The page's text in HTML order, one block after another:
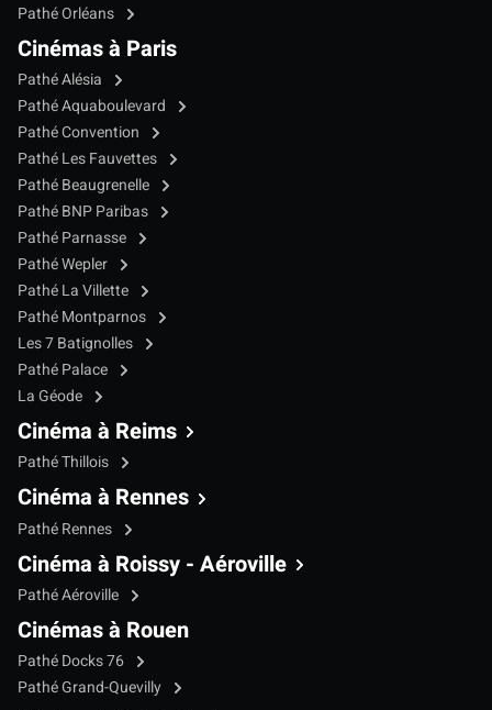
Pathé Orléans
Cinémas à Paris
Pathé Alésia
Pathé Aquaboulevard
Pathé Convention
Pathé Les Fauvettes
Pathé Beaugrenelle
Pathé BNP Paribas
Pathé Parnasse
Pathé Wepler
Pathé La Villette
Pathé Montparnos
Les 7 Batignolles
Pathé Palace
La Géode
Cinéma à Reims
Pathé Thillois
Cinéma à Rennes
Pathé Rennes
Cinéma à Roissy - Aéroville
Pathé Aéroville
Cinémas à Rouen
Pathé Docks 76
Pathé Grand-Quevilly